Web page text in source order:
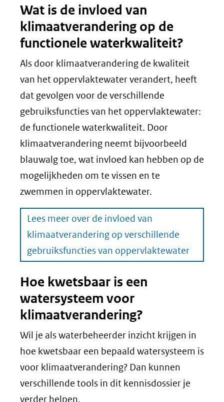
Wat is de invloed van
klimaatverandering op de
functionele waterkwaliteit?
Als door klimaatverandering de kwaliteit
van het oppervlaktewater verandert, heeft
dat gevolgen voor de verschillende
gebruiksfuncties van het oppervlaktewater:
de functionele waterkwaliteit. Door
klimaatverandering neemt bijvoorbeeld
blauwalg toe, wat invloed kan hebben op de
mogelijkheden om te vissen en te
zwemmen in oppervlaktewater.
Lees meer over de invloed van
klimaatverandering op verschillende
gebruiksfuncties van oppervlaktewater
Hoe kwetsbaar is een
watersysteem voor
klimaatverandering?
Wil je als waterbeheerder inzicht krijgen in
hoe kwetsbaar een bepaald watersysteem is
voor klimaatverandering? Dan kunnen
verschillende tools in dit kennisdossier je
verder helpen.